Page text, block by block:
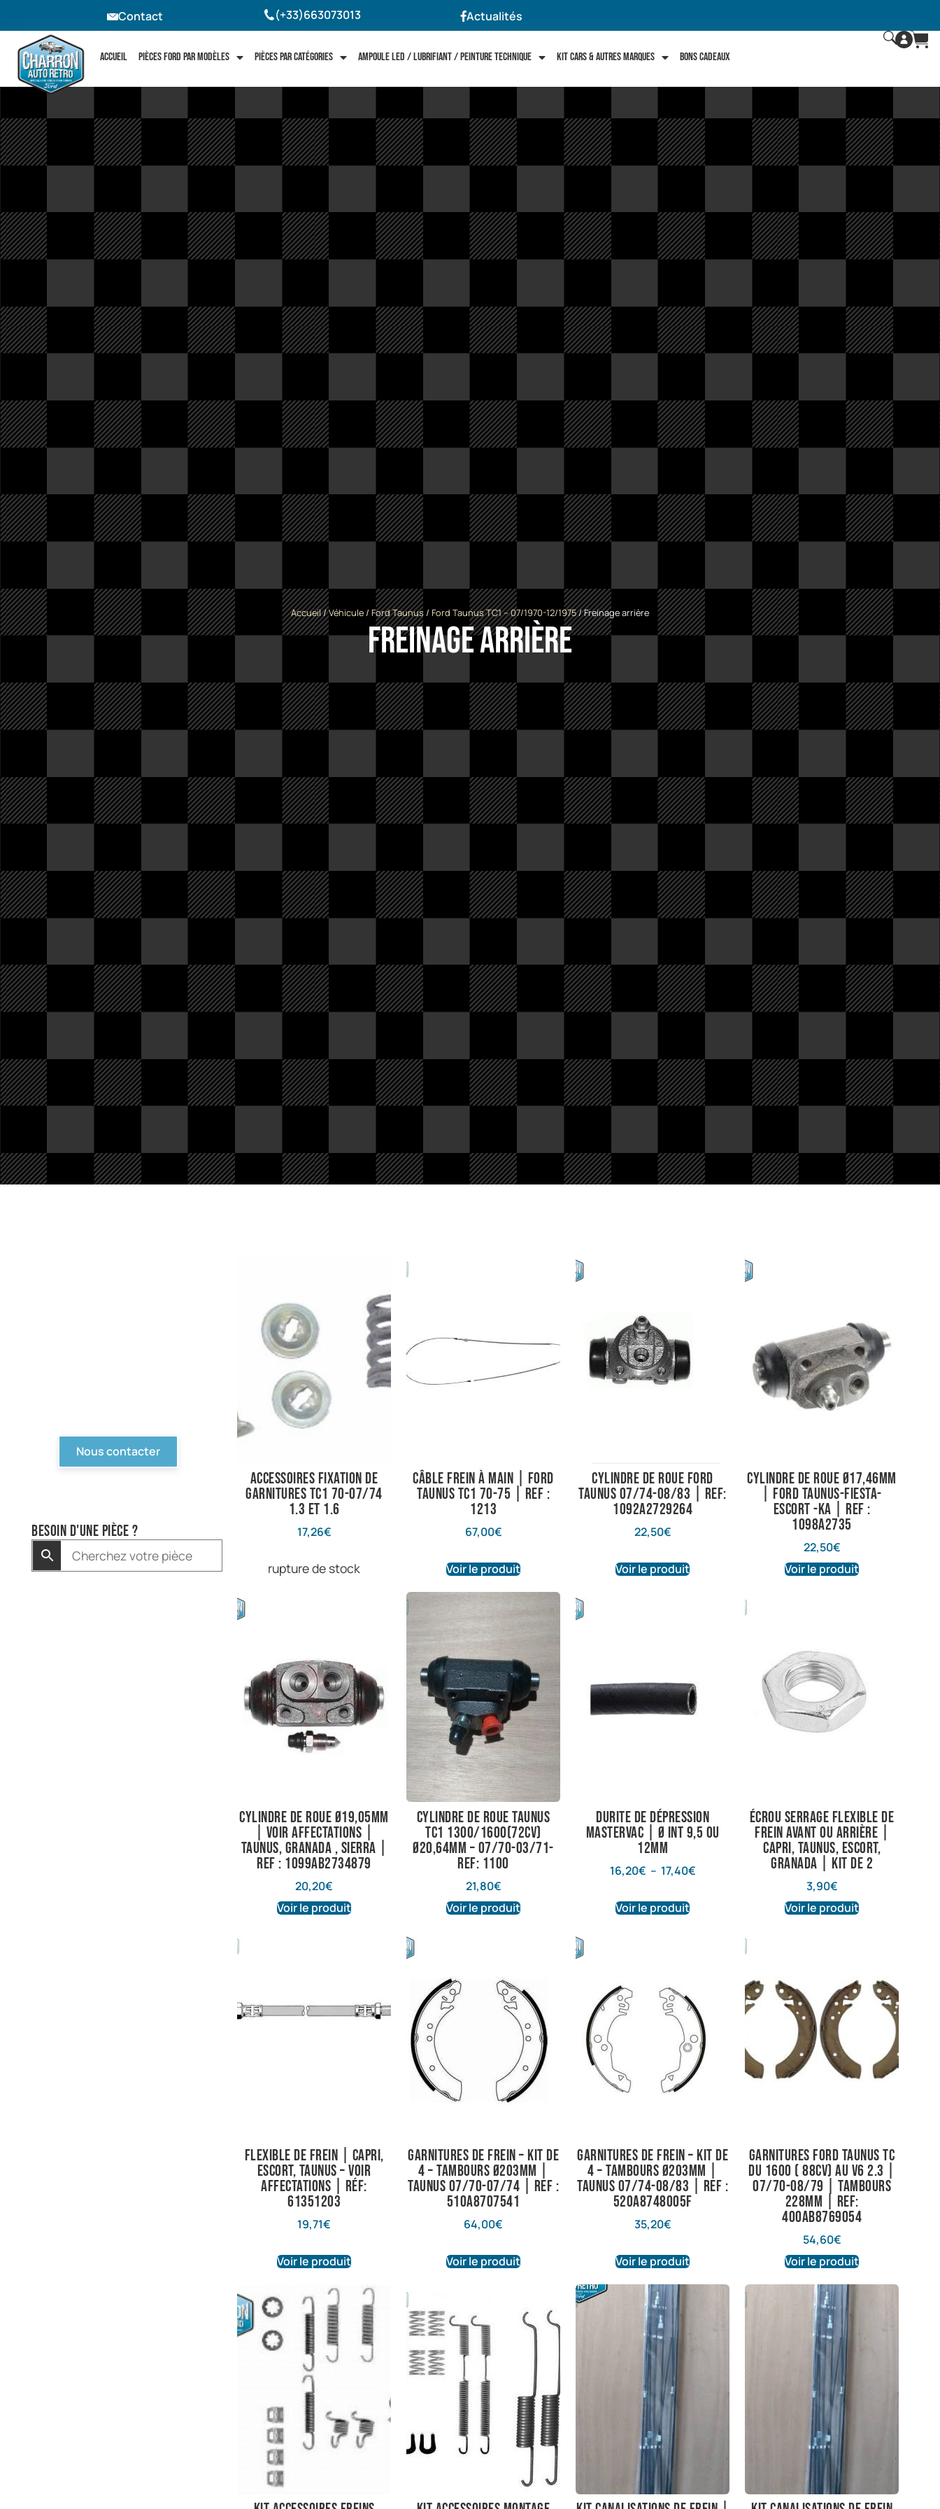
Contact (+33)663073013 Actualités
Accueil Pièces Ford par modèles Pièces par catégories Ampoule LED / Lubrifiant / Peinture technique Kit cars & autres marques Bons Cadeaux
Accueil/Véhicule/ Ford Taunus/ Ford Taunus TC1 -- 07/1970-12/1975/ Freinage arrière
Freinage arrière
Nous contacter
Besoin d'une pièce ?
accessoires fixation de
garnitures TC1 70-07/74
1.3 et 1.6
17,26€
rupture de stock
Câble frein à main | Ford
Taunus TC1 70-75 | Ref :
1213
67,00€
Voir le produit
Cylindre de roue Ford
Taunus 07/74-08/83 | Ref:
1092A2729264
22,50€
Voir le produit
Cylindre de roue Ø17,46mm
| Ford Taunus-Fiesta-
Escort -Ka | Ref :
1098A2735
22,50€
Voir le produit
Cylindre de roue Ø19,05mm
| Voir affectations |
Taunus, Granada , Sierra |
Ref : 1099AB2734879
20,20€
Voir le produit
cylindre de roue taunus
TC1 1300/1600(72cv)
Ø20,64mm – 07/70-03/71-
ref: 1100
21,80€
Voir le produit
Durite de dépression
Mastervac | Ø int 9,5 ou
12mm
16,20€ – 17,40€
Voir le produit
Écrou serrage flexible de
frein avant ou arrière |
Capri, Taunus, Escort,
Granada | Kit de 2
3,90€
Voir le produit
Flexible de frein | Capri,
Escort, Taunus – Voir
affectations | Réf:
61351203
19,71€
Voir le produit
Garnitures de frein – Kit de
4 – Tambours Ø203mm |
Taunus 07/70-07/74 | Ref :
510A8707541
64,00€
Voir le produit
Garnitures de frein – Kit de
4 – Tambours Ø203mm |
Taunus 07/74-08/83 | Ref :
520A8748005F
35,20€
Voir le produit
Garnitures Ford Taunus TC
du 1600 ( 88cv) au V6 2.3 |
07/70-08/79 | Tambours
228mm | Ref:
400AB8769054
54,60€
Voir le produit